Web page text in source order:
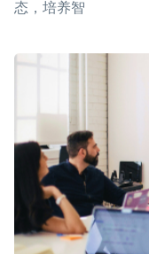
态，培养智